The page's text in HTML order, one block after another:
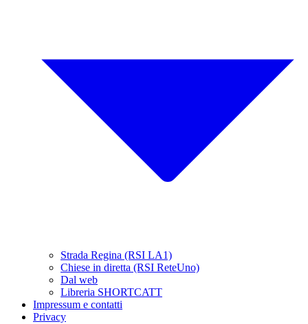
Strada Regina (RSI LA1)
Chiese in diretta (RSI ReteUno)
Dal web
Libreria SHORTCATT
Impressum e contatti
Privacy